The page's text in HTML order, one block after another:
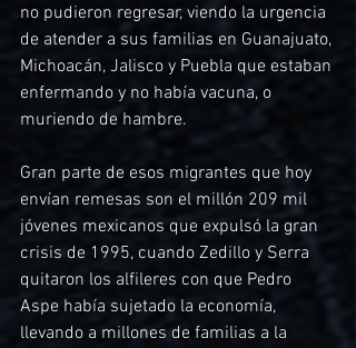
no pudieron regresar, viendo la urgencia
de atender a sus familias en Guanajuato,
Michoacán, Jalisco y Puebla que estaban
enfermando y no había vacuna, o
muriendo de hambre.
Gran parte de esos migrantes que hoy
envían remesas son el millón 209 mil
jóvenes mexicanos que expulsó la gran
crisis de 1995, cuando Zedillo y Serra
quitaron los alfileres con que Pedro
Aspe había sujetado la economía,
llevando a millones de familias a la